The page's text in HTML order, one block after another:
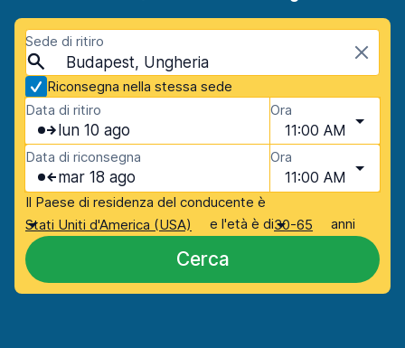
Sede di ritiro
Budapest, Ungheria
Riconsegna nella stessa sede
Data di ritiro
lun 10 ago
Ora
11:00 AM
Data di riconsegna
mar 18 ago
Ora
11:00 AM
Il Paese di residenza del conducente è
Stati Uniti d'America (USA)
e l'età è di30-65 anni
Cerca